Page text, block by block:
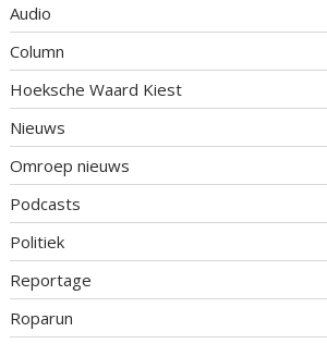
Audio
Column
Hoeksche Waard Kiest
Nieuws
Omroep nieuws
Podcasts
Politiek
Reportage
Roparun